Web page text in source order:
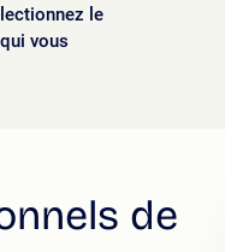
le
vous
de